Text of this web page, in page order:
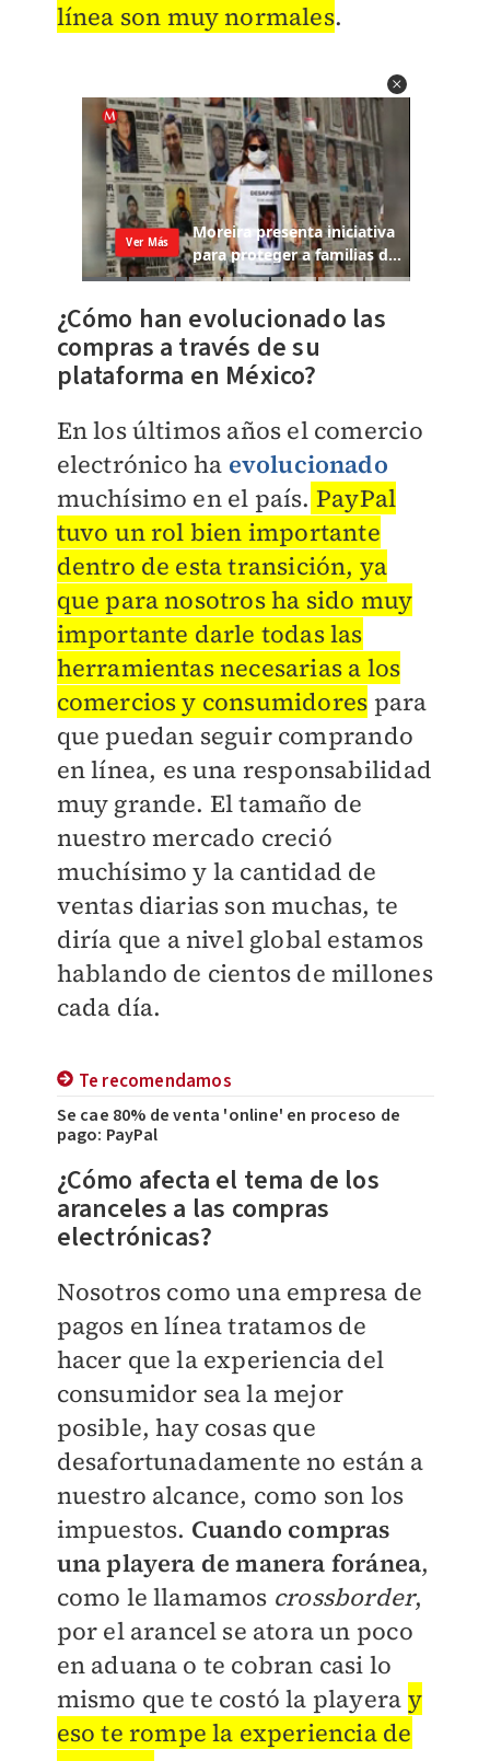
línea son muy normales.
¿Cómo han evolucionado las
compras a través de su
plataforma en México?
En los últimos años el comercio
electrónico ha evolucionado
muchísimo en el país. PayPal
tuvo un rol bien importante
dentro de esta transición, ya
que para nosotros ha sido muy
importante darle todas las
herramientas necesarias a los
comercios y consumidores para
que puedan seguir comprando
en línea, es una responsabilidad
muy grande. El tamaño de
nuestro mercado creció
muchísimo y la cantidad de
ventas diarias son muchas, te
diría que a nivel global estamos
hablando de cientos de millones
cada día.
Te recomendamos
Se cae 80% de venta 'online' en proceso de
pago: PayPal
¿Cómo afecta el tema de los
aranceles a las compras
electrónicas?
Nosotros como una empresa de
pagos en línea tratamos de
hacer que la experiencia del
consumidor sea la mejor
posible, hay cosas que
desafortunadamente no están a
nuestro alcance, como son los
impuestos. Cuando compras
una playera de manera foránea,
como le llamamos crossborder,
por el arancel se atora un poco
en aduana o te cobran casi lo
mismo que te costó la playera y
eso te rompe la experiencia de